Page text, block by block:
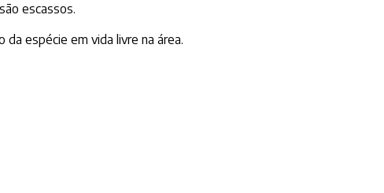
escassos.
espécie em vida livre na área.